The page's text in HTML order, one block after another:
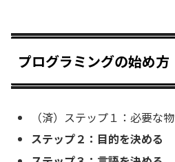
プログラミングの始め方
（済）ステップ１：必要な
ステップ２：目的を決める